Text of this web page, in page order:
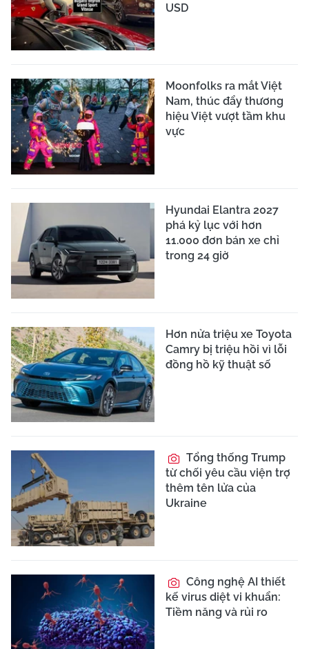
USD
Moonfolks ra mắt Việt
Nam, thúc đẩy thương
hiệu Việt vượt tầm khu
vực
Hyundai Elantra 2027
phá kỷ lục với hơn
11.000 đơn bán xe chỉ
trong 24 giờ
Hơn nửa triệu xe Toyota
Camry bị triệu hồi vì lỗi
đồng hồ kỹ thuật số
Tổng thống Trump
từ chối yêu cầu viện trợ
thêm tên lửa của
Ukraine
Công nghệ AI thiết
kế virus diệt vi khuẩn:
Tiềm năng và rủi ro